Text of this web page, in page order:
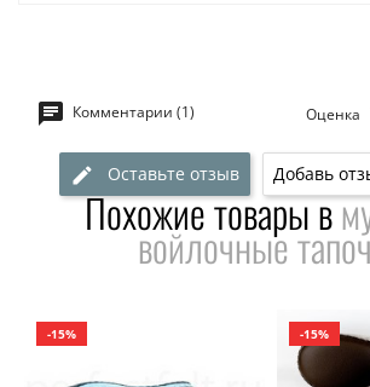
Комментарии (1) Оценка
Оставьте отзыв Добавь
Похожие товары в
войлочные
-15% -15%